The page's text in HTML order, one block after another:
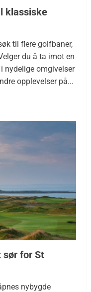
klassiske
til flere golfbaner,
du å ta imot en
nydelige omgivelser
opplevelser på...
sør for St
nybygde